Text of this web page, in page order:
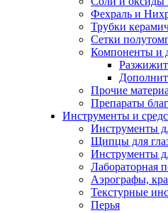
Фехраль и
Трубки
Сетки
Компоненты и
Прочие
Препараты
Инструменты и
Инструменты
Щипцы для
Инструменты
Лабораторная
Аэрографы,
Текстурные
Перья